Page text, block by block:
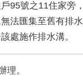
95號之11住家旁
法匯集至舊有排
處施作排水溝。
理。